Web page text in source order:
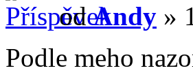
odAndy »
Podle meho